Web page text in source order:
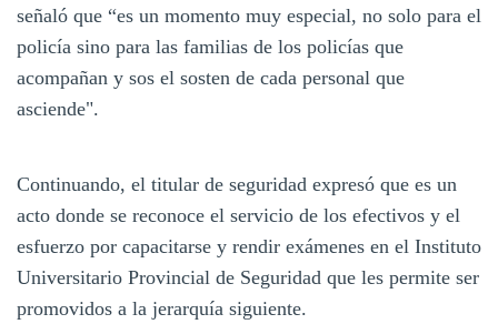
señaló que “es un momento muy especial, no solo para el
policía sino para las familias de los policías que
acompañan y sos el sosten de cada personal que
asciende".
Continuando, el titular de seguridad expresó que es un
acto donde se reconoce el servicio de los efectivos y el
esfuerzo por capacitarse y rendir exámenes en el Instituto
Universitario Provincial de Seguridad que les permite ser
promovidos a la jerarquía siguiente.